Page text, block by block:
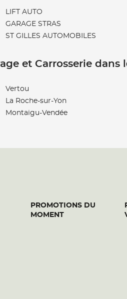
LIFT AUTO
GARAGE STRAS
ST GILLES AUTOMOBILES
et Carrosserie
Vertou
La Roche-sur-Yon
Montaigu-Vendée
PROMOTIONS DU
MOMENT